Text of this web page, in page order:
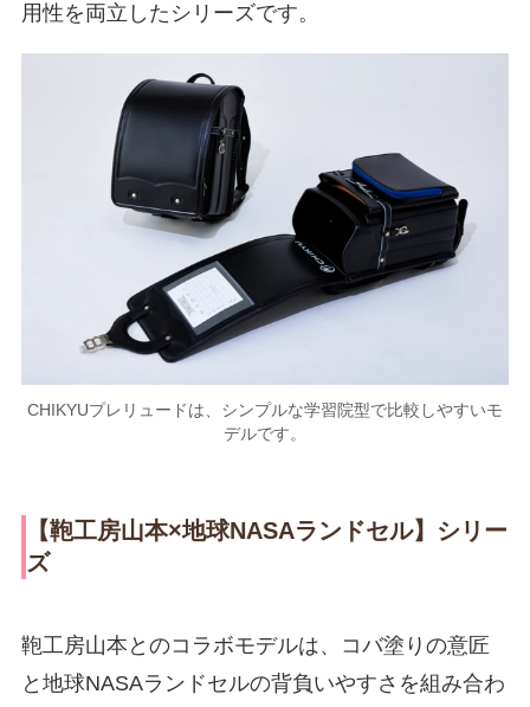
用性を両立したシリーズです。
CHIKYUプレリュードは、シンプルな学習院型で比較しやすいモ
デルです。
【鞄工房山本×地球NASAランドセル】シリー
ズ
鞄工房山本とのコラボモデルは、コバ塗りの意匠
と地球NASAランドセルの背負いやすさを組み合わ